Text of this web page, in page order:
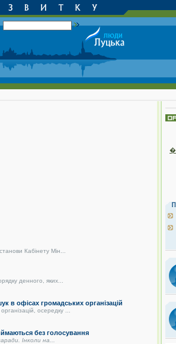
Кабінету Мін...
денного, яких...
в офісах громадських організацій
осередку ...
без голосування
Інколи на...